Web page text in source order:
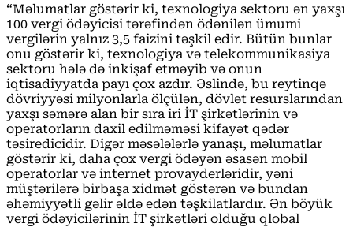
“Məlumatlar göstərir ki, texnologiya sektoru ən yaxşı
100 vergi ödəyicisi tərəfindən ödənilən ümumi
vergilərin yalnız 3,5 faizini təşkil edir. Bütün bunlar
onu göstərir ki, texnologiya və telekommunikasiya
sektoru hələ də inkişaf etməyib və onun
iqtisadiyyatda payı çox azdır. Əslində, bu reytinqə
dövriyyəsi milyonlarla ölçülən, dövlət resurslarından
yaxşı səmərə alan bir sıra iri İT şirkətlərinin və
operatorların daxil edilməməsi kifayət qədər
təsiredicidir. Digər məsələlərlə yanaşı, məlumatlar
göstərir ki, daha çox vergi ödəyən əsasən mobil
operatorlar və internet provayderləridir, yəni
müştərilərə birbaşa xidmət göstərən və bundan
əhəmiyyətli gəlir əldə edən təşkilatlardır. Ən böyük
vergi ödəyicilərinin İT şirkətləri olduğu qlobal